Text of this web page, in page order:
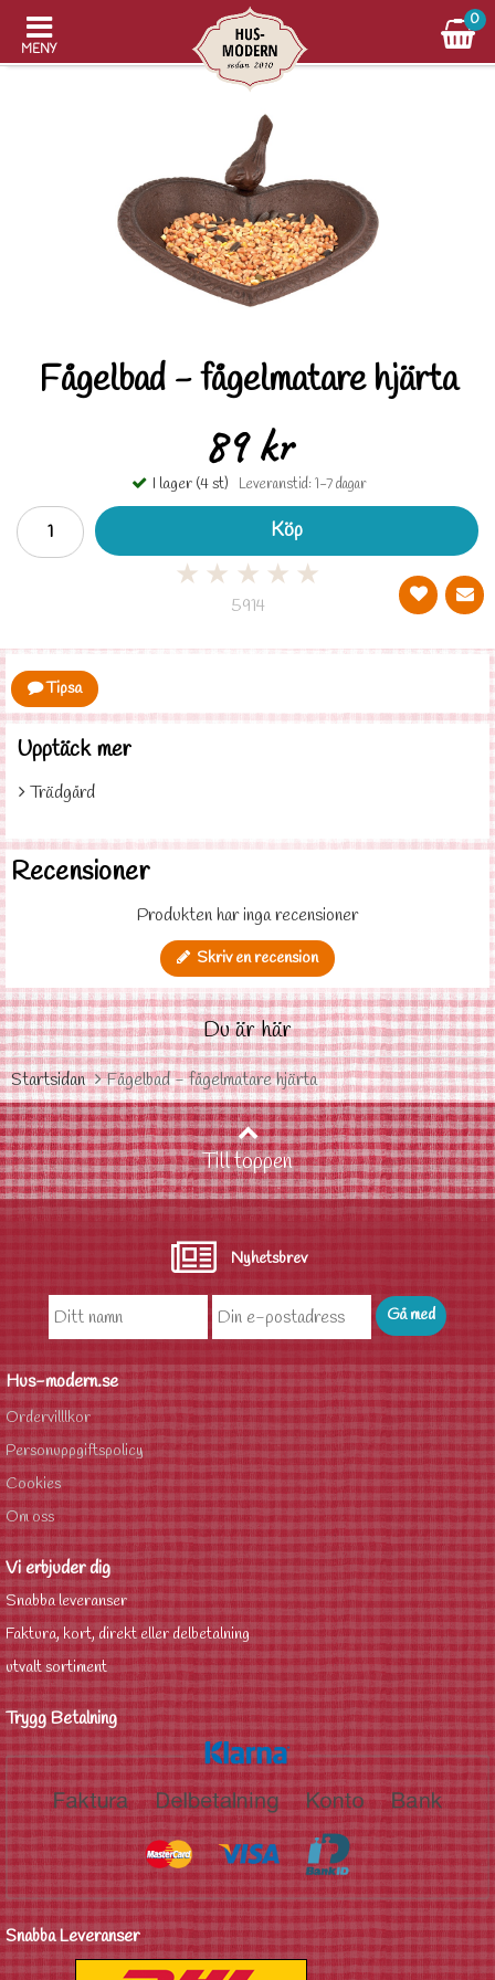
MENY
0
Fågelbad - fågelmatare hjärta
89 kr
I lager (4 st) Leveranstid: 1-7 dagar
Köp
★ ★ ★ ★ ★
5914
Tipsa
Upptäck mer
Trädgård
Recensioner
Produkten har inga recensioner
Skriv en recension
Du är här
Startsidan Fågelbad - fågelmatare hjärta
Till toppen
Nyhetsbrev
Hus-modern.se
Ordervilllkor
Personuppgiftspolicy
Cookies
Om oss
Vi erbjuder dig
Snabba leveranser
Faktura, kort, direkt eller delbetalning
utvalt sortiment
Trygg Betalning
Snabba Leveranser